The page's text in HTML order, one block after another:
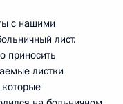
с нашими
лист.
приносить
листки
которые